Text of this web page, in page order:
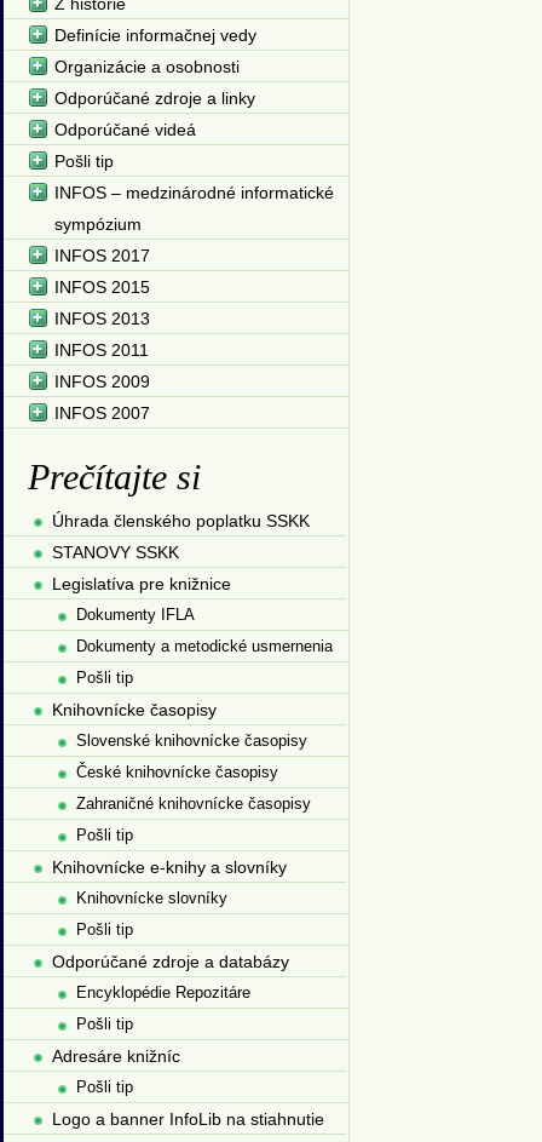
Definície informačnej vedy
Organizácie a osobnosti
Odporúčané zdroje a linky
Odporúčané videá
Pošli tip
INFOS – medzinárodné informatické
sympózium
INFOS 2017
INFOS 2015
INFOS 2013
INFOS 2011
INFOS 2009
INFOS 2007
Prečítajte si
Úhrada členského poplatku SSKK
STANOVY SSKK
Legislatíva pre knižnice
Dokumenty IFLA
Dokumenty a metodické usmernenia
Pošli tip
Knihovnícke časopisy
Slovenské knihovnícke časopisy
České knihovnícke časopisy
Zahraničné knihovnícke časopisy
Pošli tip
Knihovnícke e-knihy a slovníky
Knihovnícke slovníky
Pošli tip
Odporúčané zdroje a databázy
Encyklopédie Repozitáre
Pošli tip
Adresáre knižníc
Pošli tip
Logo a banner InfoLib na stiahnutie